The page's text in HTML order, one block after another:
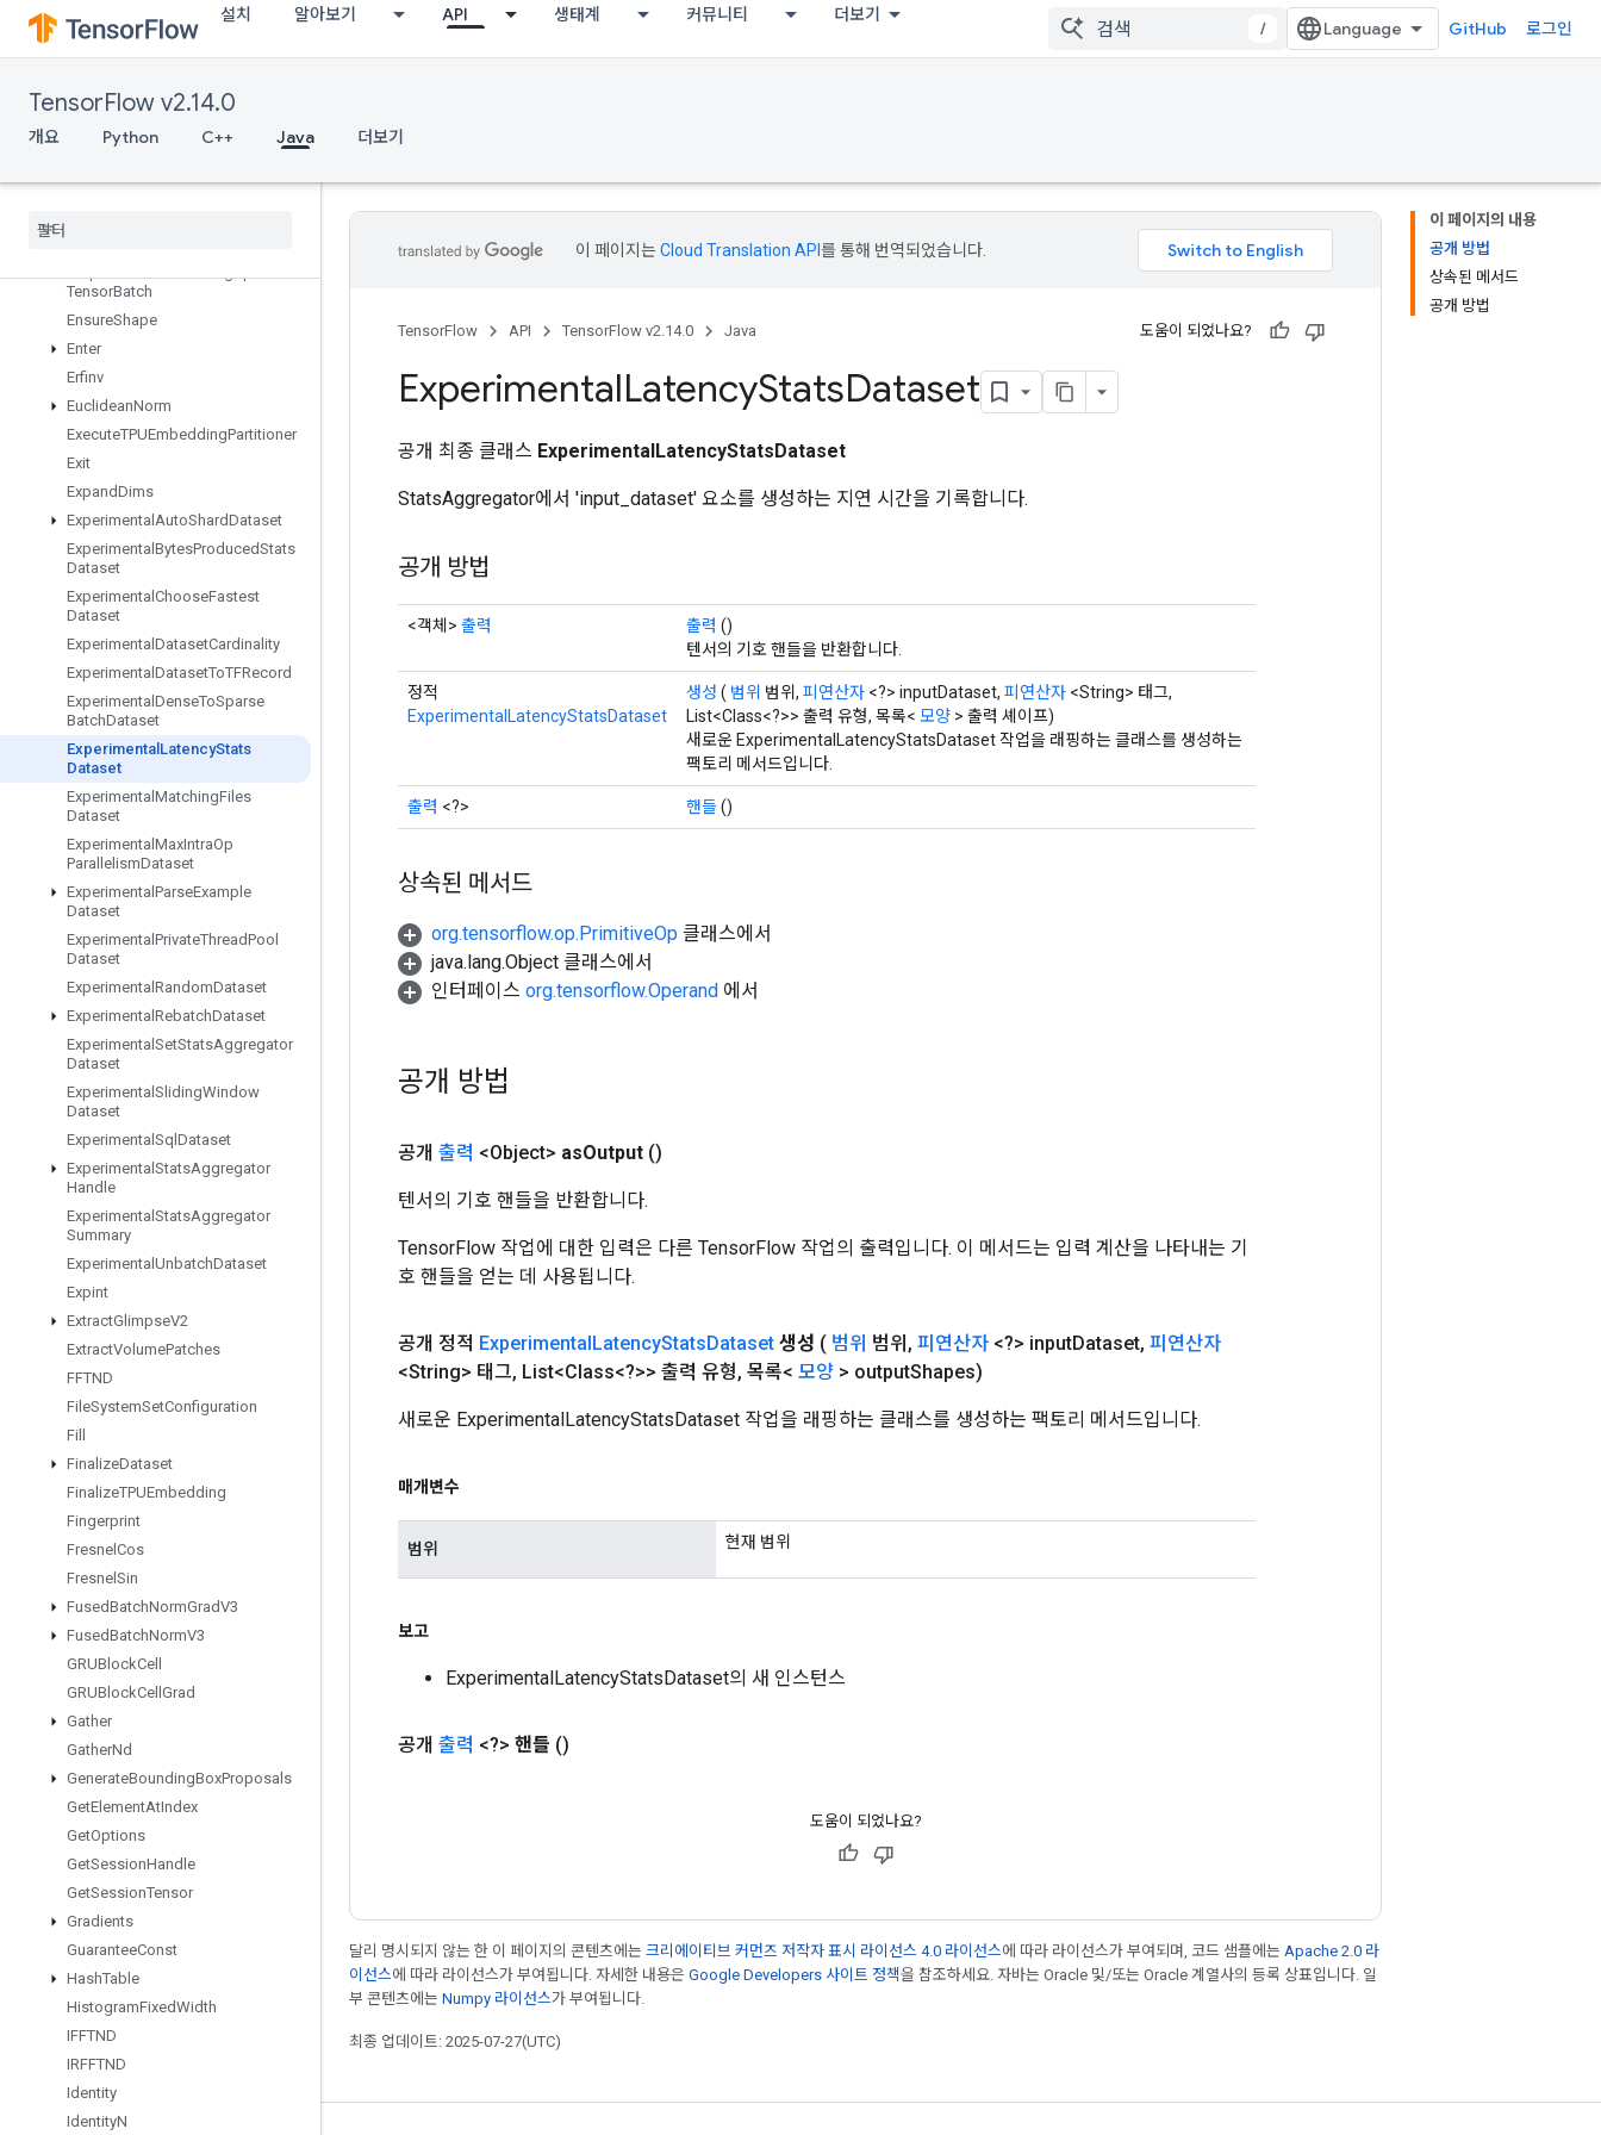
설치 알아보기 API 생태계 커뮤니티 더보기
/ GitHub 로그인
TensorFlow v2.14.0
개요 Python C++ Java 더보기
EmptyTensorMap
EncodeProto
EnqueueTPUEmbeddingArbitraryTensorBatch
EnqueueTPUEmbeddingIntegerBatch
TensorBatch
EnsureShape
Enter
Erfinv
EuclideanNorm
ExecuteTPUEmbeddingPartitioner
Exit
ExpandDims
Experimental AutoShardDataset
Experimental BytesProducedStats
Dataset
Experimental ChooseFastest
Dataset
Experimental DatasetCardinality
Experimental DatasetToTFRecord
Experimental DenseToSparse
BatchDataset
Experimental LatencyStats
Dataset
Experimental MatchingFiles
Dataset
Experimental MaxIntraOp
ParallelismDataset
Experimental ParseExample
Dataset
Experimental PrivateThreadPool
Dataset
Experimental RandomDataset
Experimental RebatchDataset
Experimental SetStatsAggregator
Dataset
Experimental SlidingWindow
Dataset
Experimental Sql Dataset
Experimental StatsAggregator
Handle
Experimental StatsAggregator
Summary
Experimental UnbatchDataset
Expint
ExtractGlimpseV2
ExtractVolumePatches
FFTND
FileSystemSetConfiguration
Fill
FinalizeDataset
FinalizeTPUEmbedding
Fingerprint
Fresnel Cos
Fresnel Sin
FusedBatchNormGradV3
FusedBatchNormV3
GRUBlockCell
GRUBlockCell Grad
Gather
GatherNd
GenerateBoundingBoxProposals
GetElementAtIndex
GetOptions
GetSessionHandle
GetSessionTensor
Gradients
GuaranteeConst
HashTable
HistogramFixedWidth
IFFTND
IRFFTND
Identity
IdentityN
이 페이지의 내용
공개 방법
상속된 메서드
공개 방법
이 페이지는Cloud Translation API 를 통해 번역되었습니다.
TensorFlow API TensorFlow v2.14.0 Java 도움이 되었나요?
ExperimentalLatencyStatsDataset
공개 최종 클래스 ExperimentalLatencyStatsDataset
StatsAggregator에서 'input_dataset' 요소를 생성하는 지연 시간을 기록합니다.
공개 방법
<객체> 출력 출력 ()
텐서의 기호 핸들을 반환합니다.
정적
ExperimentalLatencyStatsDataset
생성 ( 범위 범위, 피연산자 <?> inputDataset, 피연산자 <String> 태그,
List<Class<?>> 출력 유형, 목록< 모양 > 출력 셰이프)
새로운 ExperimentalLatencyStatsDataset 작업을 래핑하는 클래스를 생성하는
팩토리 메서드입니다.
출력 <?> 핸들()
상속된 메서드
org.tensorflow.op.PrimitiveOp 클래스에서
java.lang.Object 클래스에서
인터페이스 org.tensorflow.Operand 에서
공개 방법
공개 출력 <Object> asOutput ()
텐서의 기호 핸들을 반환합니다.
TensorFlow 작업에 대한 입력은 다른 TensorFlow 작업의 출력입니다. 이 메서드는 입력 계산을 나타내는 기
호 핸들을 얻는 데 사용됩니다.
공개 정적 ExperimentalLatencyStatsDataset 생성 ( 범위 범위 , 피연산자 <?> inputDataset, 피연산자
<String> 태그, List<Class<?>> 출력 유형, 목록< 모양 > outputShapes)
새로운 ExperimentalLatencyStatsDataset 작업을 래핑하는 클래스를 생성하는 팩토리 메서드입니다.
매개변수
범위 현재 범위
보고
ExperimentalLatencyStatsDataset의 새 인스턴스
공개 출력 <?> 핸들 ()
도움이 되었나요?
달리 명시되지 않는 한 이 페이지의 콘텐츠에는 크리에이티브 커먼즈 저작자 표시 라이선스 4.0 라이선스에 따라 라이선스가 부여되며, 코드 샘플에는 Apache 2.0 라
이선스에 따라 라이선스가 부여됩니다. 자세한 내용은 Google Developers 사이트 정책을 참조하세요. 자바는 Oracle 및/또는 Oracle 계열사의 등록 상표입니다. 일
부 콘텐츠에는 Numpy 라이선스가 부여됩니다.
최종 업데이트: 2025-07-27(UTC)